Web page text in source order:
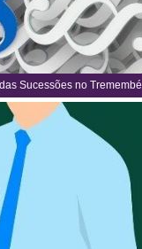
Sucessões no Tremembé